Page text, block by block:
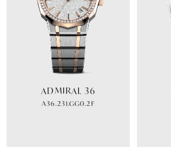
ADMIRAL 36
A36.231.GG0.2F